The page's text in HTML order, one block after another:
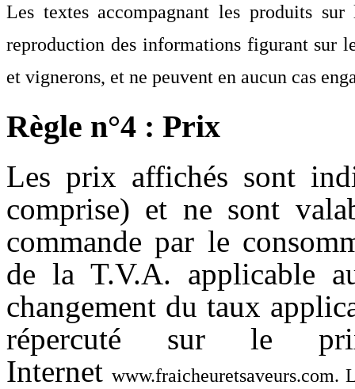
Les textes accompagnant les produits
reproduction des informations figurant sur
et vignerons, et ne peuvent en aucun cas
Règle n°4 : Prix
Les prix affichés sont
comprise) et ne sont
commande par le
de la T.V.A. applicable
changement du taux
répercuté sur le
Internetwww.fraicheuretsaveurs.com.